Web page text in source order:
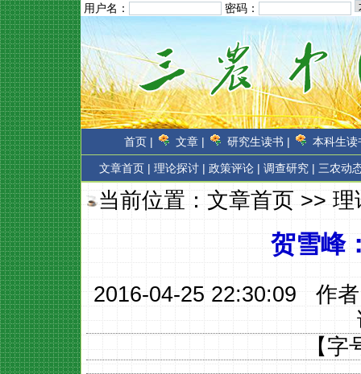
用户名： 密码：
首页 | 文章 | 研究生读书 | 本科生读
文章首页 | 理论探讨 | 政策评论 | 调查研究 | 三农动
当前位置：文章首页>>理
贺雪峰
2016-04-25 22:30:09 作
【字